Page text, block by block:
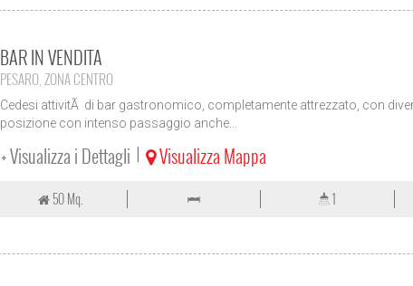
BAR IN VENDITA
PESARO, ZONA CENTRO
Cedesi attivitÃ di bar gastronomico, completamente attrezzato, con
posizione con intenso passaggio anche...
+ Visualizza i Dettagli |
Visualizza Mappa
50 Mq. 1